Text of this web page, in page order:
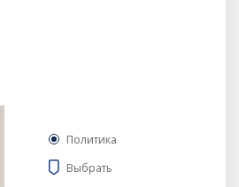
Политика
Выбрать